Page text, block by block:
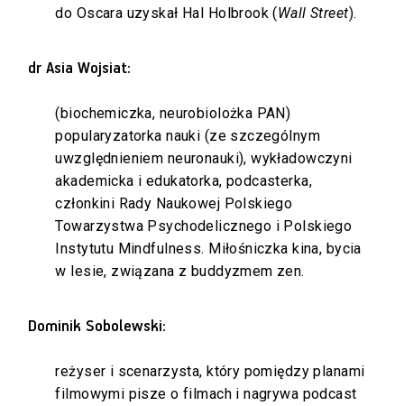
do Oscara uzyskał Hal Holbrook (Wall Street).
dr Asia Wojsiat:
(biochemiczka, neurobiolożka PAN)
popularyzatorka nauki (ze szczególnym
uwzględnieniem neuronauki), wykładowczyni
akademicka i edukatorka, podcasterka,
członkini Rady Naukowej Polskiego
Towarzystwa Psychodelicznego i Polskiego
Instytutu Mindfulness. Miłośniczka kina, bycia
w lesie, związana z buddyzmem zen.
Dominik Sobolewski:
reżyser i scenarzysta, który pomiędzy planami
filmowymi pisze o filmach i nagrywa podcast